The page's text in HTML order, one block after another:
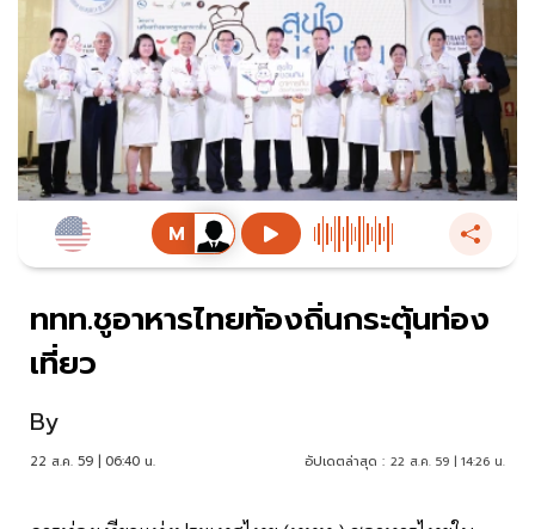
ททท.ชูอาหารไทยท้องถิ่นกระตุ้นท่อง
เที่ยว
By
22 ส.ค. 59 | 06:40 น. อัปเดตล่าสุด : 22 ส.ค. 59 | 14:26 น.